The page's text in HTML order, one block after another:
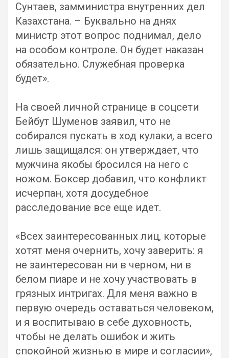
Сунтаев, замминистра внутренних дел
Казахстана. – ​Буквально на днях
министр этот вопрос поднимал, дело
на особом контроле. Он будет наказан
обязательно. Служебная проверка
будет».
На своей личной странице в соцсети
Бейбут Шуменов заявил, что не
собирался пускать в ход кулаки, а всего
лишь защищался: он утверждает, что
мужчина якобы бросился на него с
ножом. Боксер добавил, что конфликт
исчерпан, ​хотя досудебное
расследование все еще идет.
«Всех заинтересованных лиц, которые
хотят меня очернить, хочу заверить: я
не заинтересован ни в черном, ни в
белом пиаре и не хочу участвовать в
грязных интригах. Для меня важно в
первую очередь оставаться человеком,
и я воспитываю в себе духовность,
чтобы не делать ошибок и жить
спокойной жизнью в мире и согласии»,